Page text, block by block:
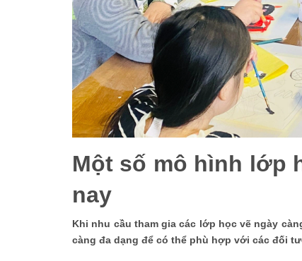
Một số mô hình lớp
nay
Khi nhu cầu tham gia các lớp học vẽ ngày
càng đa dạng để có thể phù hợp với các đối